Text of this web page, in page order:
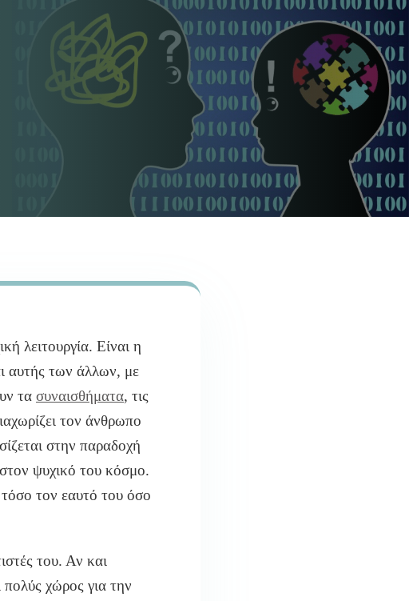
λειτουργία. Είναι η
αυτής των άλλων, με
τα συναισθήματα, τις
τον άνθρωπο
στην παραδοχή
στον ψυχικό του κόσμο.
τον εαυτό του όσο
του. Αν και
πολύς χώρος για την